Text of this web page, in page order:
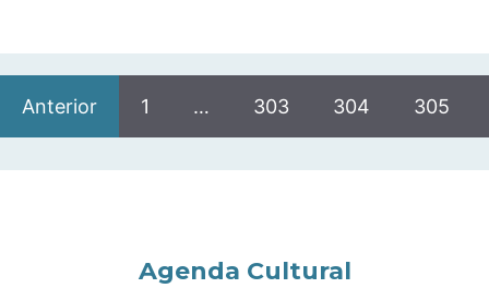
Anterior 1 … 303 304 305
Agenda Cultural